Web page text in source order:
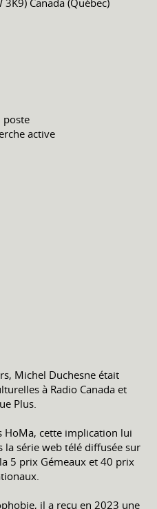
Canada (Québec)
poste
active
Michel Duchesne était
à Radio Canada et
Plus.
HoMa, cette implication lui
série web télé diffusée sur
5 prix Gémeaux et 40 prix
il a reçu en 2023 une